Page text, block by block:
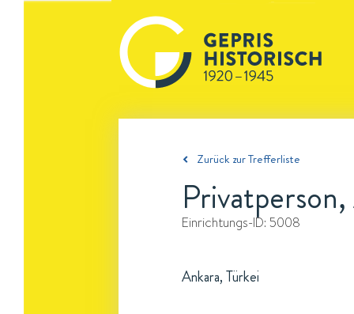
Zurück zur Trefferliste
Einrichtungs-ID: 5008
Ankara, Türkei